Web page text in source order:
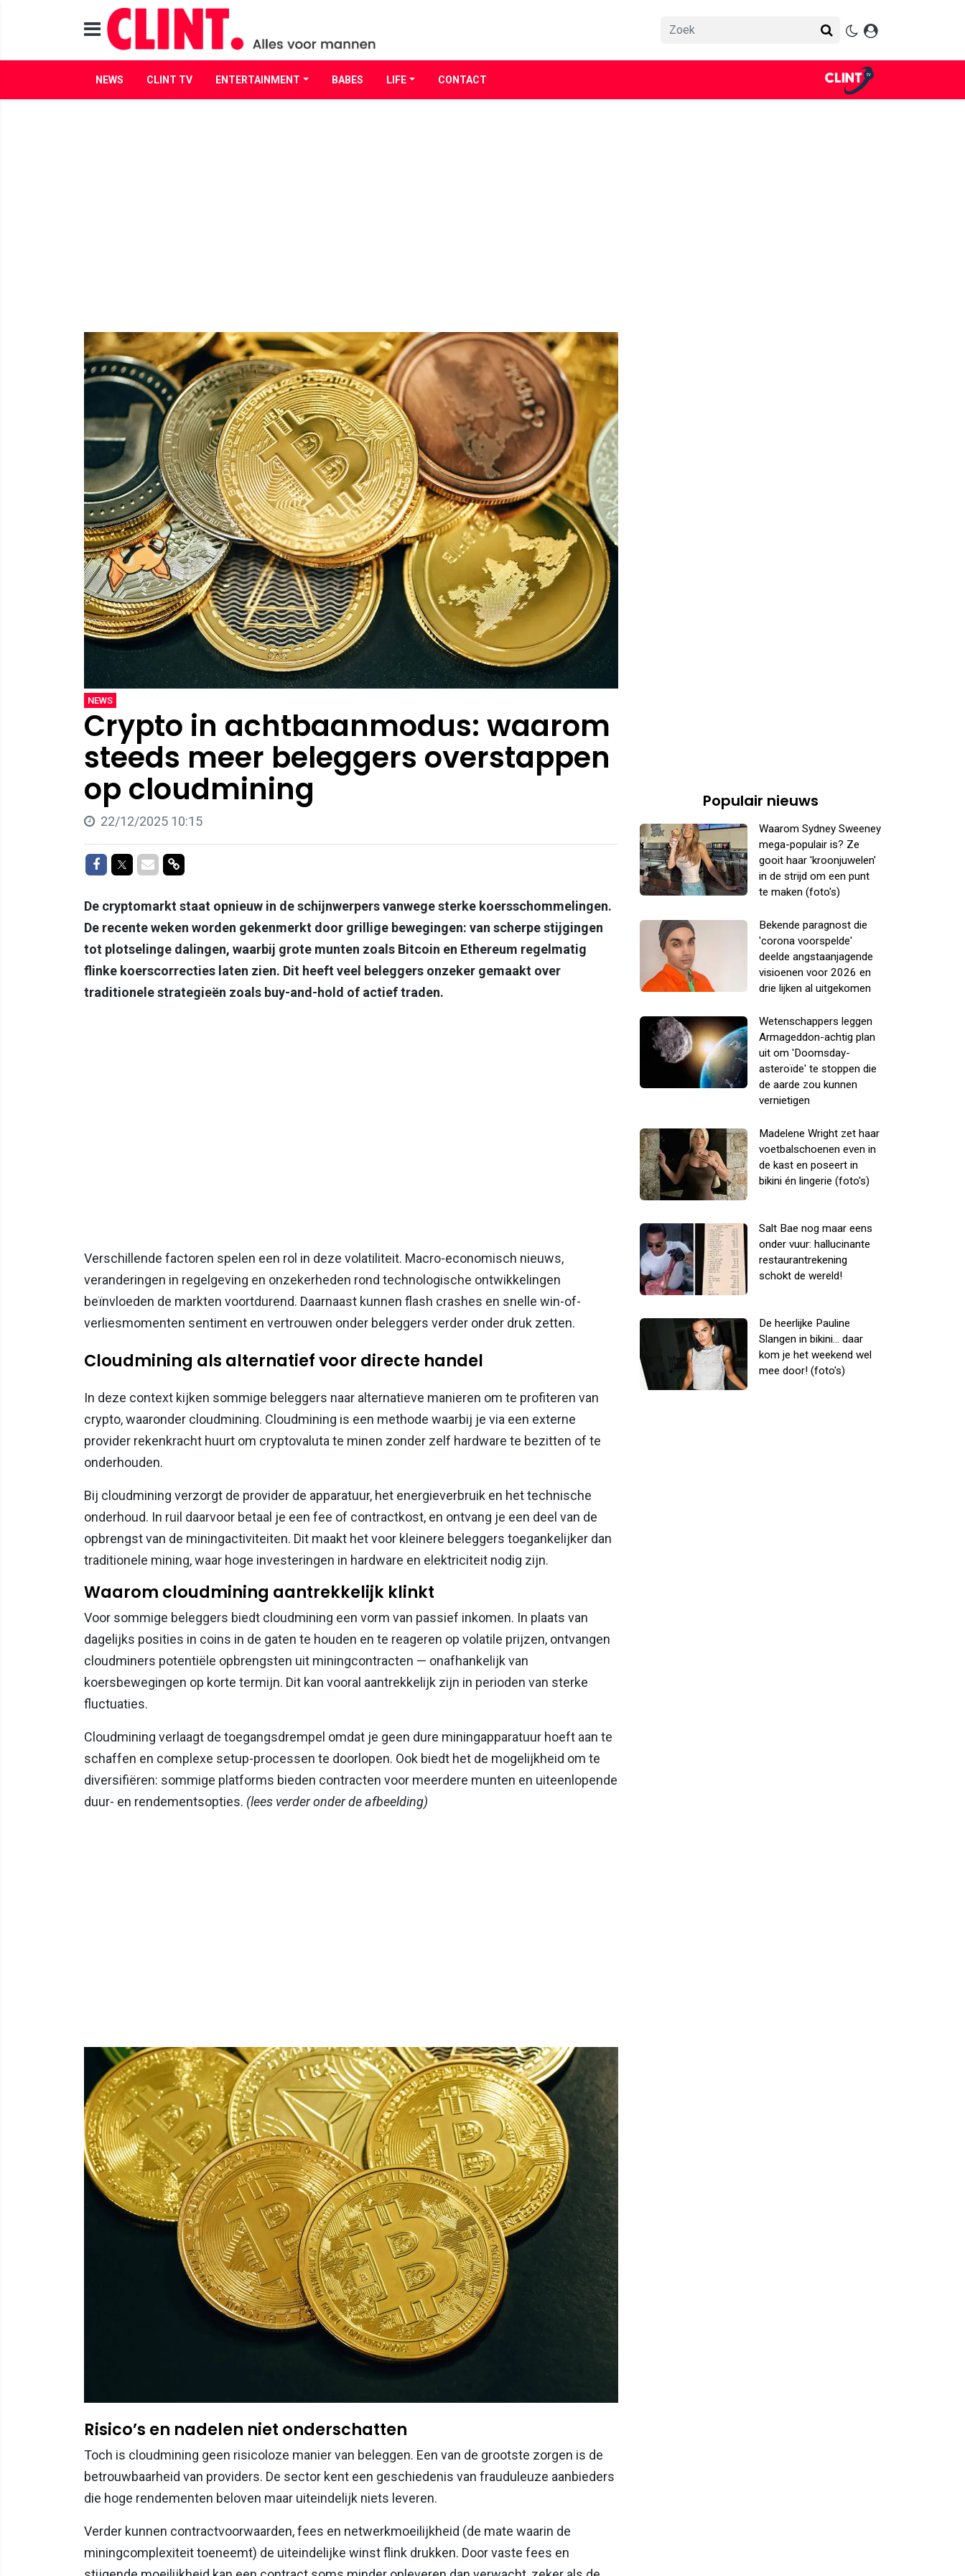
NEWS CLINT TV ENTERTAINMENT BABES LIFE CONTACT
NEWS
Crypto in achtbaanmodus: waarom
steeds meer beleggers overstappen
op cloudmining
22/12/2025 10:15
Delen op Facebook
Delen op Twitter
Delen via Mail
Delen via link
De cryptomarkt staat opnieuw in de schijnwerpers vanwege sterke koersschommelingen.
De recente weken worden gekenmerkt door grillige bewegingen: van scherpe stijgingen
tot plotselinge dalingen, waarbij grote munten zoals Bitcoin en Ethereum regelmatig
flinke koerscorrecties laten zien. Dit heeft veel beleggers onzeker gemaakt over
traditionele strategieën zoals buy-and-hold of actief traden.
Verschillende factoren spelen een rol in deze volatiliteit. Macro-economisch nieuws,
veranderingen in regelgeving en onzekerheden rond technologische ontwikkelingen
beïnvloeden de markten voortdurend. Daarnaast kunnen flash crashes en snelle win-of-
verliesmomenten sentiment en vertrouwen onder beleggers verder onder druk zetten.
Cloudmining als alternatief voor directe handel
In deze context kijken sommige beleggers naar alternatieve manieren om te profiteren van
crypto, waaronder cloudmining. Cloudmining is een methode waarbij je via een externe
provider rekenkracht huurt om cryptovaluta te minen zonder zelf hardware te bezitten of te
onderhouden.
Bij cloudmining verzorgt de provider de apparatuur, het energieverbruik en het technische
onderhoud. In ruil daarvoor betaal je een fee of contractkost, en ontvang je een deel van de
opbrengst van de miningactiviteiten. Dit maakt het voor kleinere beleggers toegankelijker dan
traditionele mining, waar hoge investeringen in hardware en elektriciteit nodig zijn.
Waarom cloudmining aantrekkelijk klinkt
Voor sommige beleggers biedt cloudmining een vorm van passief inkomen. In plaats van
dagelijks posities in coins in de gaten te houden en te reageren op volatile prijzen, ontvangen
cloudminers potentiële opbrengsten uit miningcontracten — onafhankelijk van
koersbewegingen op korte termijn. Dit kan vooral aantrekkelijk zijn in perioden van sterke
fluctuaties.
Cloudmining verlaagt de toegangsdrempel omdat je geen dure miningapparatuur hoeft aan te
schaffen en complexe setup-processen te doorlopen. Ook biedt het de mogelijkheid om te
diversifiëren: sommige platforms bieden contracten voor meerdere munten en uiteenlopende
duur- en rendementsopties. (lees verder onder de afbeelding)
Risico’s en nadelen niet onderschatten
Toch is cloudmining geen risicoloze manier van beleggen. Een van de grootste zorgen is de
betrouwbaarheid van providers. De sector kent een geschiedenis van frauduleuze aanbieders
die hoge rendementen beloven maar uiteindelijk niets leveren.
Verder kunnen contractvoorwaarden, fees en netwerkmoeilijkheid (de mate waarin de
miningcomplexiteit toeneemt) de uiteindelijke winst flink drukken. Door vaste fees en
Populair nieuws
Waarom Sydney Sweeney
mega-populair is? Ze
gooit haar 'kroonjuwelen'
in de strijd om een punt
te maken (foto's)
Bekende paragnost die
'corona voorspelde'
deelde angstaanjagende
visioenen voor 2026 en
drie lijken al uitgekomen
Wetenschappers leggen
Armageddon-achtig plan
uit om 'Doomsday-
asteroïde' te stoppen die
de aarde zou kunnen
vernietigen
Madelene Wright zet haar
voetbalschoenen even in
de kast en poseert in
bikini én lingerie (foto's)
Salt Bae nog maar eens
onder vuur: hallucinante
restaurantrekening
schokt de wereld!
De heerlijke Pauline
Slangen in bikini... daar
kom je het weekend wel
mee door! (foto's)